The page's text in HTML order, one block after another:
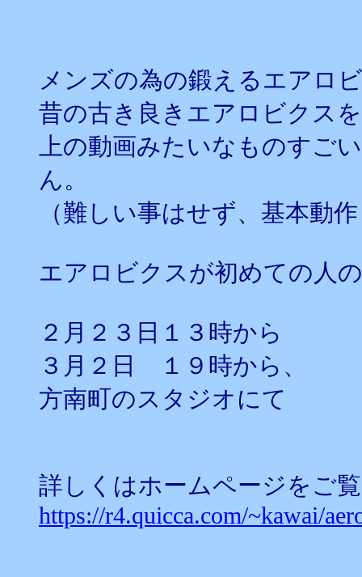
メンズの為の鍛えるエアロ
昔の古き良きエアロビクス
上の動画みたいなものすご
ん。
（難しい事はせず、基本動
エアロビクスが初めての人
２月２３日１３時から
３月２日 １９時から、
方南町のスタジオにて
詳しくはホームページをご
https://r4.quicca.com/~kawai/